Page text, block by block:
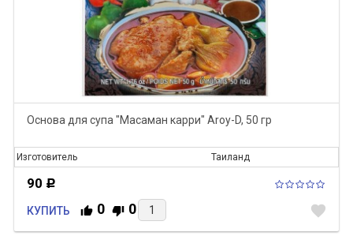
Основа для супа "Масаман карри" Aroy-D, 50 гр
Изготовитель Таиланд
90 Р
КУПИТЬ 0 0 favorite